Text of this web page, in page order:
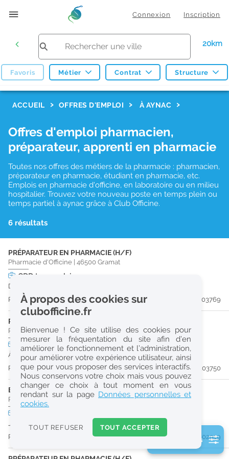
Connexion Inscription
20km
Favoris Métier Contrat Structure
Réinitialiser
2
0
k
Consulter les offres de la France d'outre-mer
ACCUEIL OFFRES D'EMPLOI À AYNAC
Offres d'emploi pharmacien,
préparateur, apprenti en pharmacie
Toutes nos offres des métiers de la pharmacie : pharmacien,
préparateur en pharmacie, étudiant en pharmacie, etc.
Emplois en pharmacie d'officine, en laboratoire ou en milieu
hospitalier. Trouvez votre nouveau poste en temps plein ou
temps partiel à aynac grâce à Club Officine.
6 résultats
PRÉPARATEUR EN PHARMACIE (H/F)
Pharmacie d'Officine 46500 Gramat
CDD temps plein
Du 16/08/26 au 20/08/26
Publiée il y a 9 jour(s)
#203769
PHARMACIEN (H/F)
Pharmacie d'Officine|46500 Gramat
temps partiel
À partir du 30/10/26
Publiée il y a 9 jour(s)
#203750
ETUDIANT EN PHARMACIE (H/F)
Pharmacie d'Officine 46120 Lacapelle-Marival
Jusqu'au 29/08/26
Publiée il y a 21 jour(s)
#202919
2 filtre(s) actifs
À propos des cookies sur
clubofficine.fr
Bienvenue ! Ce site utilise des cookies pour
mesurer la fréquentation du site afin d’en
améliorer le fonctionnement et l’administration,
pour améliorer votre expérience utilisateur, ainsi
que pour vous proposer des services interactifs.
Nous conservons votre choix mais vous pouvez
changer ce choix à tout moment en vous
rendant sur la page Données personnelles et
cookies.
TOUT REFUSER TOUT ACCEPTER